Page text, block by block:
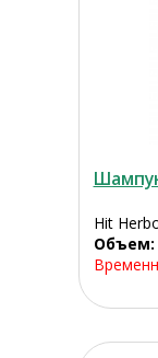
Hit
Объем: